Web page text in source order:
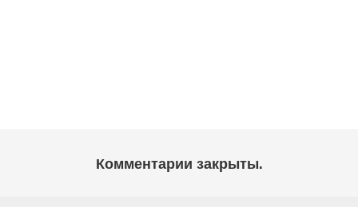
Комментарии закрыты.